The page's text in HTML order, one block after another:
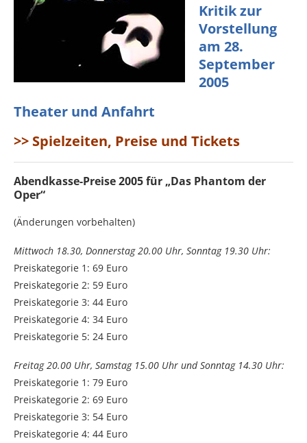
Kritik zur
Vorstellung
am 28.
September
2005
Theater und Anfahrt
>> Spielzeiten, Preise und Tickets
Abendkasse-Preise 2005 für „Das Phantom der
Oper“
(Änderungen vorbehalten)
Mittwoch 18.30, Donnerstag 20.00 Uhr, Sonntag 19.30 Uhr:
Preiskategorie 1: 69 Euro
Preiskategorie 2: 59 Euro
Preiskategorie 3: 44 Euro
Preiskategorie 4: 34 Euro
Preiskategorie 5: 24 Euro
Freitag 20.00 Uhr, Samstag 15.00 Uhr und Sonntag 14.30 Uhr:
Preiskategorie 1: 79 Euro
Preiskategorie 2: 69 Euro
Preiskategorie 3: 54 Euro
Preiskategorie 4: 44 Euro